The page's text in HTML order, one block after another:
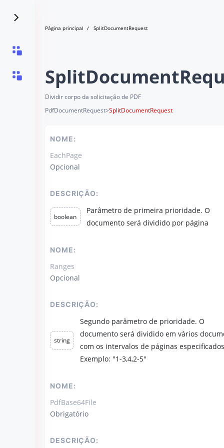
Página principal SplitDocumentRequest
Dividir corpo da solicitação de PDF
PdfDocumentRequest>SplitDocumentRequest
NOME:
EachPage
Opcional
DESCRIÇÃO:
boolean
Parâmetro de primeira prioridade. O
documento será dividido por página
NOME:
Ranges
Opcional
DESCRIÇÃO:
string
Segundo parâmetro de prioridade. O
documento será dividido em vários
com os intervalos de páginas
Exemplo: "1-3,4,2-5"
NOME:
PdfBase64File
Obrigatório
DESCRIÇÃO: